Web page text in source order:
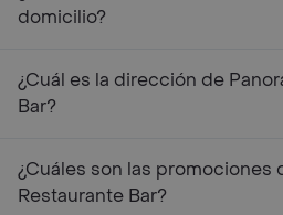
domicilio?
¿Cuál es la dirección de
Bar?
¿Cuáles son las promociones
Restaurante Bar?